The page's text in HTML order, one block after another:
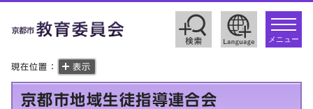
toggle
メニュー
現在位置： 表示
京都市地域生徒指導連合会